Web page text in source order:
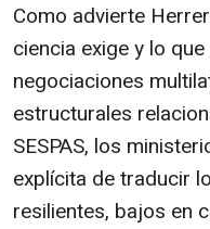
Como advierte
ciencia exige y lo
negociaciones
estructurales
SESPAS, los
explícita de traducir
resilientes, bajos en